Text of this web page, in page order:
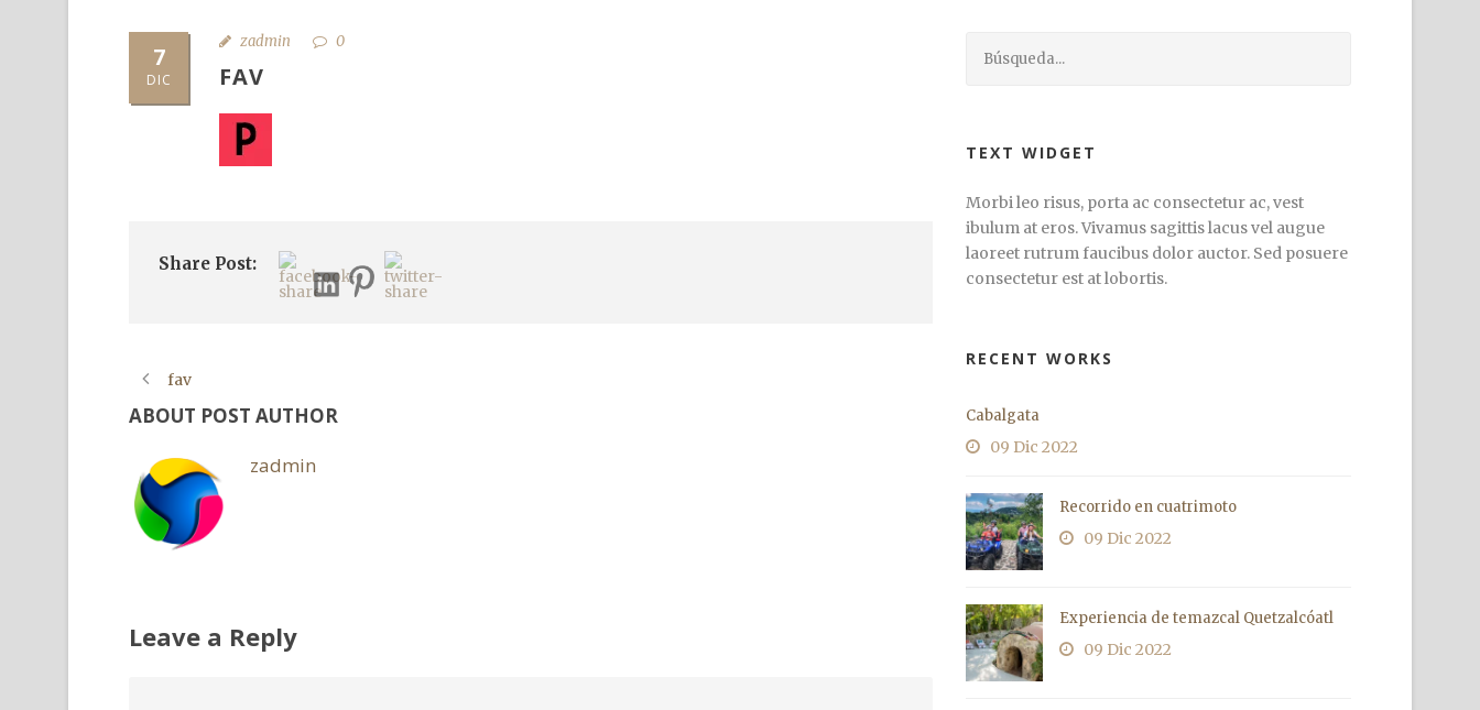
7
DIC
zadmin 0
FAV
Share Post:
fav
ABOUT POST AUTHOR
zadmin
Leave a Reply
TEXT WIDGET
Morbi leo risus, porta ac consectetur ac, vest
ibulum at eros. Vivamus sagittis lacus vel augue
laoreet rutrum faucibus dolor auctor. Sed posuere
consectetur est at lobortis.
RECENT WORKS
Cabalgata
09 Dic 2022
Recorrido en cuatrimoto
09 Dic 2022
Experiencia de temazcal Quetzalcóatl
09 Dic 2022